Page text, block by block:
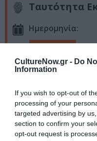
CultureNow.gr - Do
Information
If you wish to opt-out of
processing of your
targeted advertising by
section to confirm your
opt-out request is
Ταυτότητα
Ημερομηνία:
24/05/2024
Παρασκευή, 21:30
Ιχθυόσκαλα, Πάτρα
Eισιτήρια:
Είσοδος ελεύθερη